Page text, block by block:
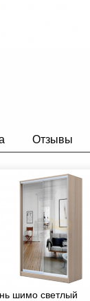
Отзывы
шимо светлый